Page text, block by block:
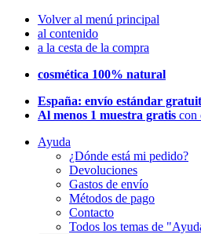
Volver al menú principal
al contenido
a la cesta de la compra
cosmética 100% natural
España: envío estándar
Al menos 1 muestra gratis con
Ayuda
¿Dónde está mi pedido?
Devoluciones
Gastos de envío
Métodos de pago
Contacto
Todos los temas de